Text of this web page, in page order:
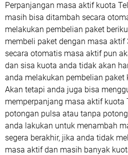
Perpanjangan masa aktif kuota
masih bisa ditambah secara
melakukan pembelian paket
membeli paket dengan masa aktif
secara otomatis masa aktif pun
dan sisa kuota anda tidak akan
anda melakukan pembelian paket
Akan tetapi anda juga bisa
memperpanjang masa aktif kuota
potongan pulsa atau tanpa
anda lakukan untuk menambah
segera berakhir, jika anda tidak
masa aktif dan masih banyak